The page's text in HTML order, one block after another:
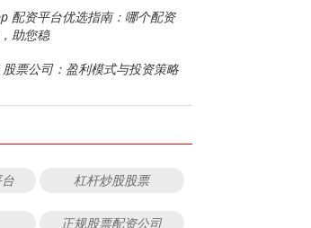
配资平台优选指南：哪个配资
助您稳
票公司：盈利模式与投资策略
杠杆炒股股票
正规股票配资公司